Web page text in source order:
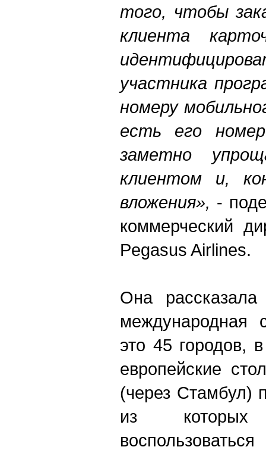
того, чтобы
клиента
участника
номеру
есть его
заметно
клиентом и,
вложения», -
коммерческий
Pegasus Airlines.
Она
международная
это 45 городов,
европейские
(через Стамбул)
из